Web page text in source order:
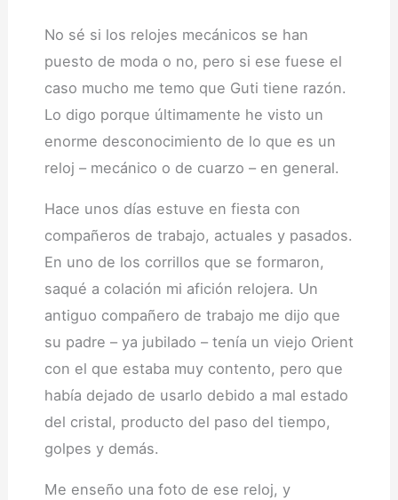
No sé si los relojes mecánicos se han
puesto de moda o no, pero si ese fuese el
caso mucho me temo que Guti tiene razón.
Lo digo porque últimamente he visto un
enorme desconocimiento de lo que es un
reloj – mecánico o de cuarzo – en general.
Hace unos días estuve en fiesta con
compañeros de trabajo, actuales y pasados.
En uno de los corrillos que se formaron,
saqué a colación mi afición relojera. Un
antiguo compañero de trabajo me dijo que
su padre – ya jubilado – tenía un viejo Orient
con el que estaba muy contento, pero que
había dejado de usarlo debido a mal estado
del cristal, producto del paso del tiempo,
golpes y demás.
Me enseño una foto de ese reloj, y